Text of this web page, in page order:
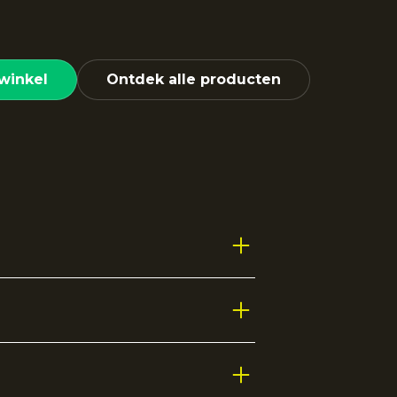
Ontdek alle producten
workout. Dankzij de ademende